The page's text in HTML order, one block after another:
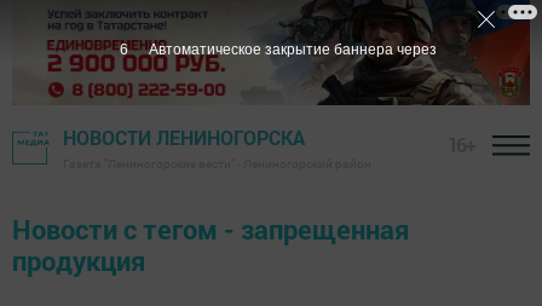
НОВОСТИ ЛЕНИНОГОРСКА
Новости с тегом - запрещенная
продукция
6 Автоматическое закрытие баннера через